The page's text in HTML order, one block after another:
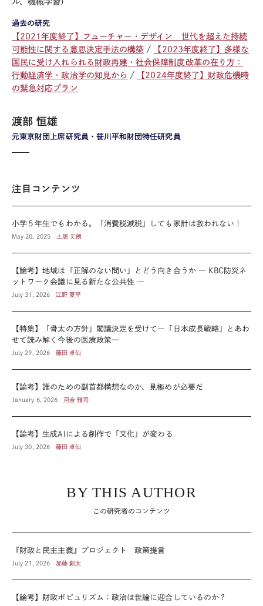
ル、機械学習）
過去の研究
【2021年度終了】フューチャー・デザイン 世代を超えた持続
可能性に関する意思決定手法の構築
【2023年度終了】多様な
国民に受け入れられる財政再建・社会保障制度改革の在り方：
行動経済学・政治学の知見から
【2024年度終了】財政危機時
の緊急対応プラン
元東京財団上席研究員・笹川平和財団特任研究員
渡部 恒雄
注目コンテンツ
小学５年生でもわかる。「消費税減税」しても家計は救われない！
May 20, 2025 土居 丈朗
【論考】地域は「正解のない問い」とどう向き合うか ― KBC防災ネ
ットワーク会議に見る新たな公共性 ―
July 31, 2026 江野 夏平
【特集】「骨太の方針」閣議決定を受けて―「日本成長戦略」とあわ
せて読み解く今後の医療政策―
July 29, 2026 藤田 卓仙
【論考】誰のための副首都構想なのか、見極めが必要だ
January 6, 2026 河合 雅司
【論考】生成AIによる創作で「文化」が変わる
July 30, 2026 藤田 卓仙
BY THIS AUTHOR
この研究者のコンテンツ
『財政と民主主義』プロジェクト 政策提言
July 21, 2026 加藤 創太
【論考】財政ポピュリズム：政治は世論に迎合しているのか？